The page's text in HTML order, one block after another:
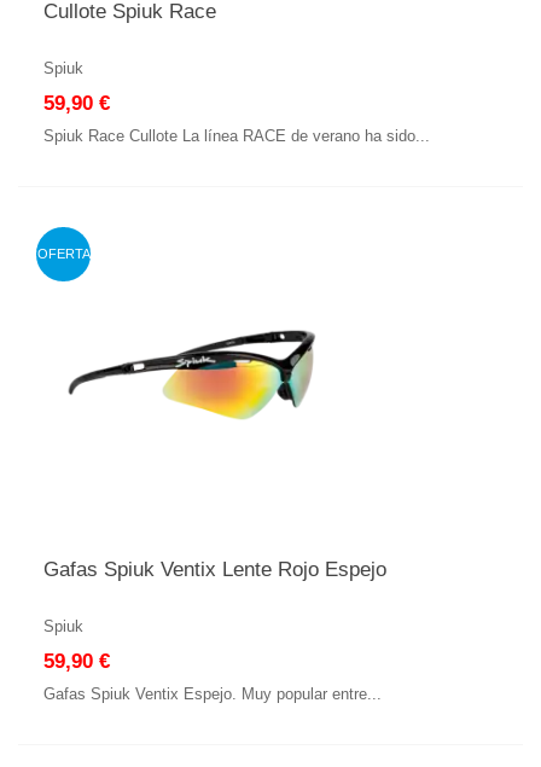
Cullote Spiuk Race
Spiuk
59,90 €
Spiuk Race Cullote La línea RACE de verano ha sido...
OFERTA
Gafas Spiuk Ventix Lente Rojo Espejo
Spiuk
59,90 €
Gafas Spiuk Ventix Espejo. Muy popular entre...